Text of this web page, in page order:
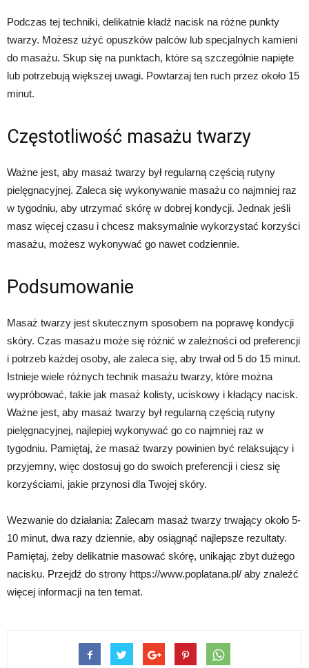
Podczas tej techniki, delikatnie kładź nacisk na różne punkty
twarzy. Możesz użyć opuszków palców lub specjalnych kamieni
do masażu. Skup się na punktach, które są szczególnie napięte
lub potrzebują większej uwagi. Powtarzaj ten ruch przez około 15
minut.
Częstotliwość masażu twarzy
Ważne jest, aby masaż twarzy był regularną częścią rutyny
pielęgnacyjnej. Zaleca się wykonywanie masażu co najmniej raz
w tygodniu, aby utrzymać skórę w dobrej kondycji. Jednak jeśli
masz więcej czasu i chcesz maksymalnie wykorzystać korzyści
masażu, możesz wykonywać go nawet codziennie.
Podsumowanie
Masaż twarzy jest skutecznym sposobem na poprawę kondycji
skóry. Czas masażu może się różnić w zależności od preferencji
i potrzeb każdej osoby, ale zaleca się, aby trwał od 5 do 15 minut.
Istnieje wiele różnych technik masażu twarzy, które można
wypróbować, takie jak masaż kolisty, uciskowy i kładący nacisk.
Ważne jest, aby masaż twarzy był regularną częścią rutyny
pielęgnacyjnej, najlepiej wykonywać go co najmniej raz w
tygodniu. Pamiętaj, że masaż twarzy powinien być relaksujący i
przyjemny, więc dostosuj go do swoich preferencji i ciesz się
korzyściami, jakie przynosi dla Twojej skóry.
Wezwanie do działania: Zalecam masaż twarzy trwający około 5-
10 minut, dwa razy dziennie, aby osiągnąć najlepsze rezultaty.
Pamiętaj, żeby delikatnie masować skórę, unikając zbyt dużego
nacisku. Przejdź do strony https://www.poplatana.pl/ aby znaleźć
więcej informacji na ten temat.